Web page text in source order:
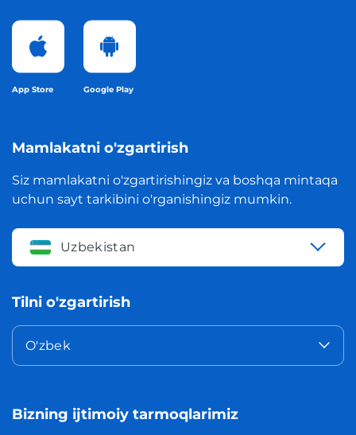
App Store Google Play
Mamlakatni o'zgartirish
Siz mamlakatni o'zgartirishingiz va boshqa mintaqa
uchun sayt tarkibini o'rganishingiz mumkin.
Uzbekistan
Tilni o'zgartirish
O'zbek
Bizning ijtimoiy tarmoqlarimiz